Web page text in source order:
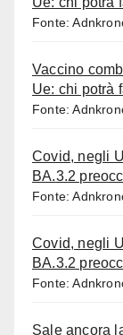
Fonte:
Vaccino
Ue: chi potrà
Fonte:
Covid, negli
BA.3.2
Fonte:
Covid, negli
BA.3.2
Fonte:
Sale ancora